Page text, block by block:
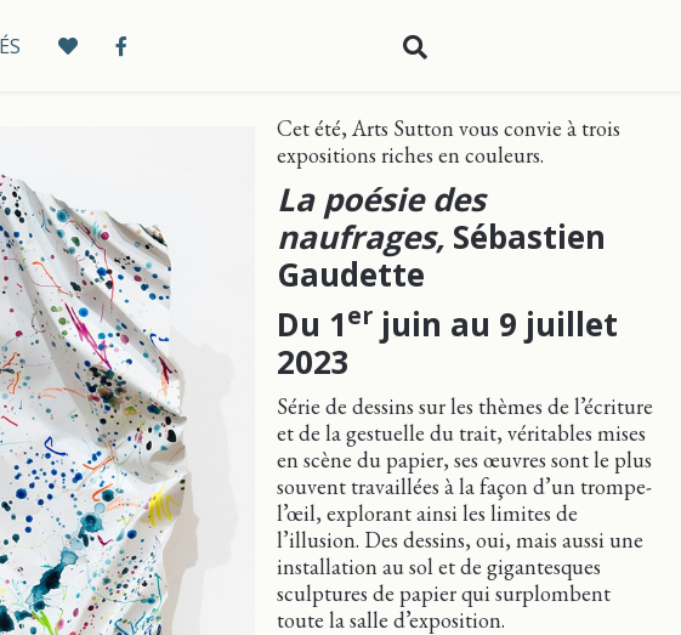
Cet été, Arts Sutton vous convie à trois
expositions riches en couleurs.
La poésie des
naufrages, Sébastien
Gaudette
Du 1erjuin au 9 juillet
2023
Série de dessins sur les thèmes de l’écriture
et de la gestuelle du trait, véritables mises
en scène du papier, ses œuvres sont le plus
souvent travaillées à la façon d’un trompe-
l’œil, explorant ainsi les limites de
l’illusion. Des dessins, oui, mais aussi une
installation au sol et de gigantesques
sculptures de papier qui surplombent
toute la salle d’exposition.